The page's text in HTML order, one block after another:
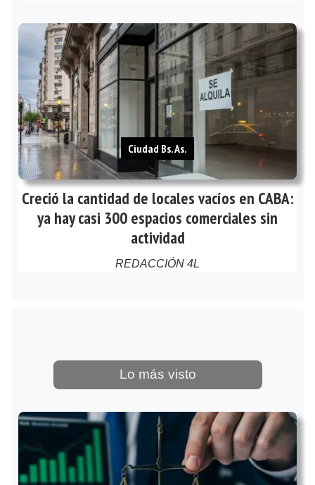
Creció la cantidad de locales vacíos en CABA:
ya hay casi 300 espacios comerciales sin
actividad
REDACCIÓN 4L
Ciudad Bs. As.
Lo más visto